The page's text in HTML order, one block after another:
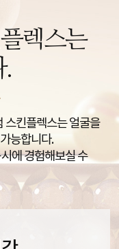
렉스는
.
스킨플렉스는 얼굴을
능합니다.
에 경험해보실 수